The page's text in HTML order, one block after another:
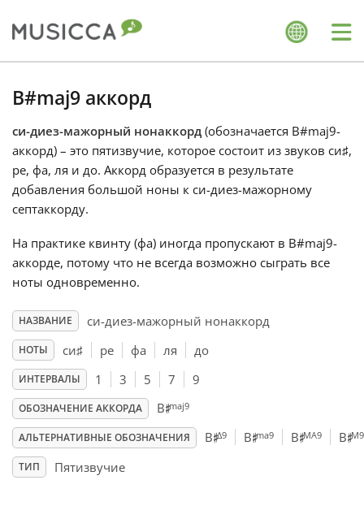
Български
Dansk
Deutsch
English
Español
Français
한국어
B#maj9 аккорд
си-диез-мажорный нонаккорд (обозначается B#maj9-
аккорд) – это пятизвучие, которое состоит из звуков си♯,
ре, фа, ля и до. Аккорд образуется в результате
добавления большой ноны к си-диез-мажорному
септаккорду.
На практике квинту (фа) иногда пропускают в B#maj9-
аккорде, потому что не всегда возможно сыграть все
ноты одновременно.
НАЗВАНИЕ си-диез-мажорный нонаккорд
НОТЫ си♯ ре фа ля до
ИНТЕРВАЛЫ 1 3 5 7 9
ОБОЗНАЧЕНИЕ АККОРДА B♯maj9
АЛЬТЕРНАТИВНЫЕ ОБОЗНАЧЕНИЯ B♯Δ9 B♯ma9 B♯MA9 B♯M9
ТИП Пятизвучие